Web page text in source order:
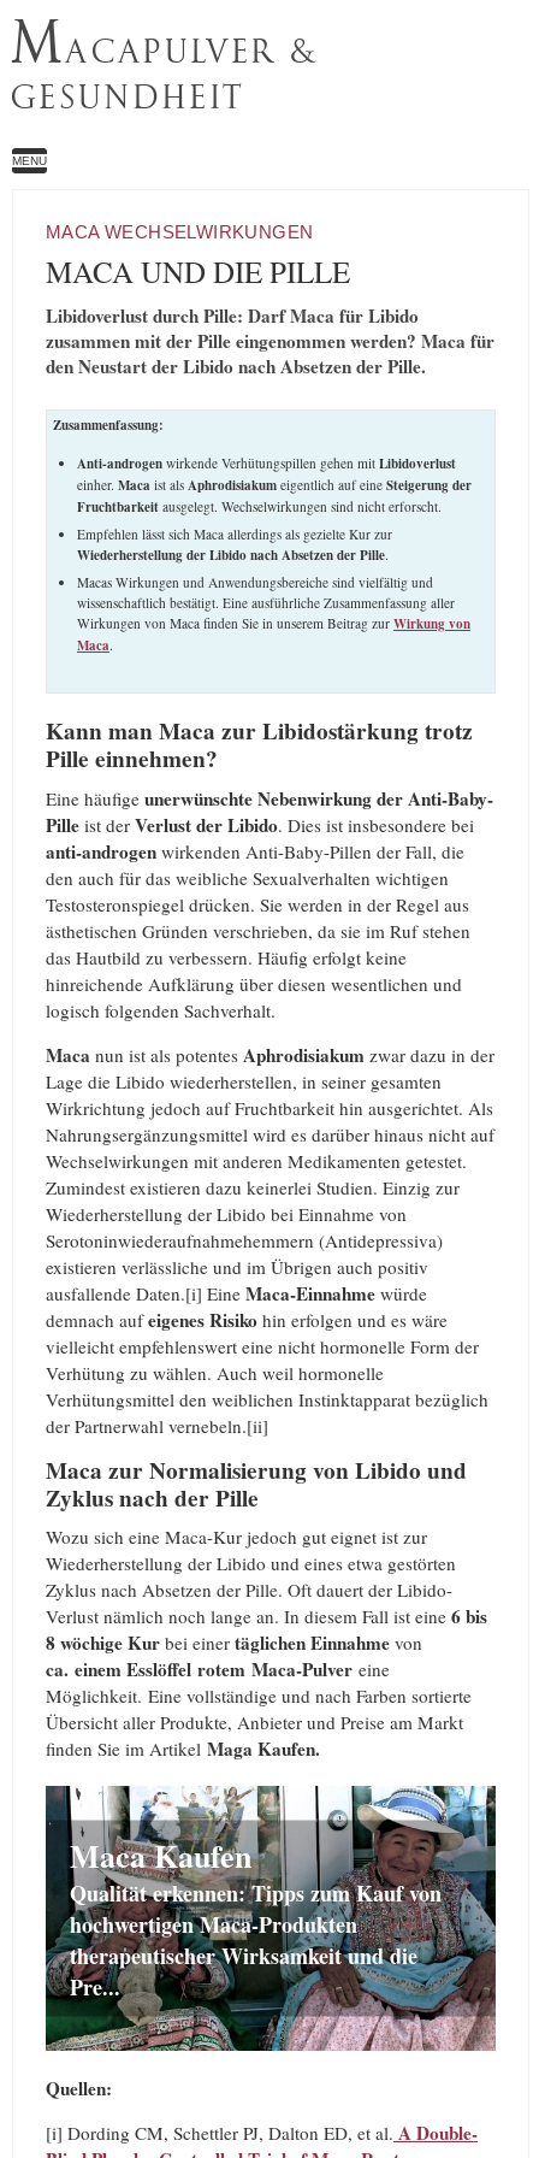
MACAPULVER &
GESUNDHEIT
MENU
MACA WECHSELWIRKUNGEN
MACA UND DIE PILLE
Libidoverlust durch Pille: Darf Maca für Libido
zusammen mit der Pille eingenommen werden? Maca für
den Neustart der Libido nach Absetzen der Pille.
Zusammenfassung:
Anti-androgen wirkende Verhütungspillen gehen mit Libidoverlust
einher. Maca ist als Aphrodisiakum eigentlich auf eine Steigerung der
Fruchtbarkeit ausgelegt. Wechselwirkungen sind nicht erforscht.
Empfehlen lässt sich Maca allerdings als gezielte Kur zur
Wiederherstellungder Libido nach Absetzen der Pille.
Macas Wirkungen und Anwendungsbereiche sind vielfältig und
wissenschaftlich bestätigt. Eine ausführliche Zusammenfassung aller
Wirkungen von Maca finden Sie in unserem Beitrag zur Wirkung von
Maca.
Kann man Maca zur Libidostärkung trotz
Pille einnehmen?
Eine häufige unerwünschte Nebenwirkung der Anti-Baby-
Pille ist der Verlust der Libido. Dies ist insbesondere bei
anti-androgen wirkenden Anti-Baby-Pillen der Fall, die
den auch für das weibliche Sexualverhalten wichtigen
Testosteronspiegel drücken. Sie werden in der Regel aus
ästhetischen Gründen verschrieben, da sie im Ruf stehen
das Hautbild zu verbessern. Häufig erfolgt keine
hinreichende Aufklärung über diesen wesentlichen und
logisch folgenden Sachverhalt.
Maca nun ist als potentes Aphrodisiakum zwar dazu in der
Lage die Libido wiederherstellen, in seiner gesamten
Wirkrichtung jedoch auf Fruchtbarkeit hin ausgerichtet. Als
Nahrungsergänzungsmittel wird es darüber hinaus nicht auf
Wechselwirkungen mit anderen Medikamenten getestet.
Zumindest existieren dazu keinerlei Studien. Einzig zur
Wiederherstellung der Libido bei Einnahme von
Serotoninwiederaufnahmehemmern (Antidepressiva)
existieren verlässliche und im Übrigen auch positiv
ausfallende Daten.[i] Eine Maca-Einnahme würde
demnach aufeigenes Risiko hin erfolgen und es wäre
vielleicht empfehlenswert eine nicht hormonelle Form der
Verhütung zu wählen. Auch weil hormonelle
Verhütungsmittel den weiblichen Instinktapparat bezüglich
der Partnerwahl vernebeln.[ii]
Maca zur Normalisierung von Libido und
Zyklus nach der Pille
Wozu sich eine Maca-Kur jedoch gut eignet ist zur
Wiederherstellung der Libido und eines etwa gestörten
Zyklus nach Absetzen der Pille. Oft dauert der Libido-
Verlust nämlich noch lange an. In diesem Fall ist eine 6 bis
8 wöchige Kur bei einer täglichen Einnahme von
ca. einem Esslöffel rotem Maca-Pulver eine
Möglichkeit. Eine vollständige und nach Farben sortierte
Übersicht aller Produkte, Anbieter und Preise am Markt
finden Sie im Artikel Maga Kaufen.
Maca Kaufen
Qualität erkennen: Tipps zum Kauf von
hochwertigen Maca-Produkten
therapeutischer Wirksamkeit und die
Pre...
Quellen:
[i] Dording CM, Schettler PJ, Dalton ED, et al. A Double-